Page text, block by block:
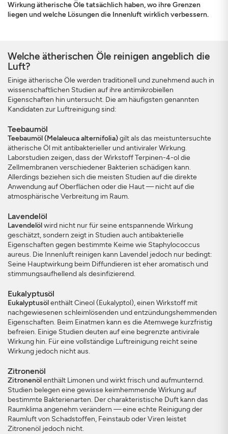
Wirkung ätherische Öle tatsächlich haben, wo ihre Grenzen
liegen und welche Lösungen die Innenluft wirklich verbessern.
Welche ätherischen Öle reinigen angeblich die
Luft?
Einige ätherische Öle werden traditionell und zunehmend auch in
wissenschaftlichen Studien auf ihre antimikrobiellen
Eigenschaften hin untersucht. Die am häufigsten genannten
Kandidaten zur Luftreinigung sind:
Teebaumöl
Teebaumöl (Melaleuca alternifolia)gilt als das meistuntersuchte
ätherische Öl mit antibakterieller und antiviraler Wirkung.
Laborstudien zeigen, dass der Wirkstoff Terpinen-4-ol die
Zellmembranen verschiedener Bakterien schädigen kann.
Allerdings beziehen sich die meisten Studien auf die direkte
Anwendung auf Oberflächen oder die Haut — nicht auf die
atmosphärische Verbreitung im Raum.
Lavendelöl
Lavendelölwird nicht nur für seine entspannende Wirkung
geschätzt, sondern zeigt in Studien auch antibakterielle
Eigenschaften gegen bestimmte Keime wie Staphylococcus
aureus. Die Innenluft reinigen kann Lavendel jedoch nur bedingt:
Seine Hauptwirkung beim Diffundieren ist eher aromatisch und
stimmungsaufhellend als desinfizierend.
Eukalyptusöl
Eukalyptusölenthält Cineol (Eukalyptol), einen Wirkstoff mit
nachgewiesenen schleimlösenden und entzündungshemmenden
Eigenschaften. Beim Einatmen kann es die Atemwege kurzfristig
befreien. Einige Studien deuten auf eine begrenzte antivirale
Wirkung hin. Für eine vollständige Luftreinigung reicht seine
Wirkung jedoch nicht aus.
Zitronenöl
Zitronenölenthält Limonen und wirkt frisch und aufmunternd.
Studien belegen eine gewisse keimhemmende Wirkung auf
bestimmte Bakterienarten. Der charakteristische Duft kann das
Raumklima angenehm verändern — eine echte Reinigung der
Raumluft von Schadstoffen, Feinstaub oder Viren leistet
Zitronenöl jedoch nicht.